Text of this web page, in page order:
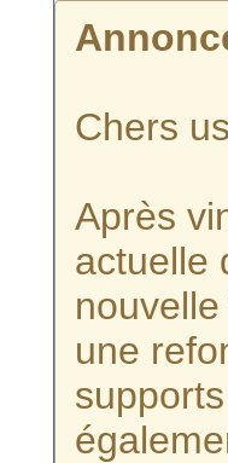
Chers
Après
actuelle
une